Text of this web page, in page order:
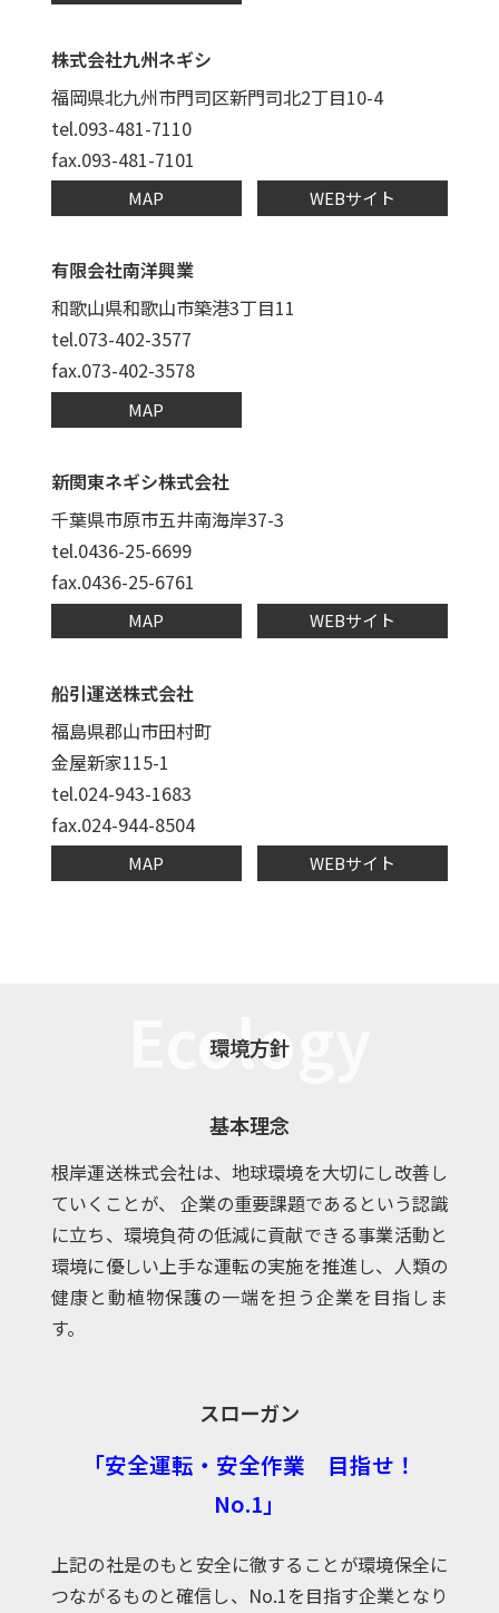
株式会社九州ネギシ
福岡県北九州市門司区新門司北2丁目10-4
tel.093-481-7110
fax.093-481-7101
MAP WEBサイト
有限会社南洋興業
和歌山県和歌山市築港3丁目11
tel.073-402-3577
fax.073-402-3578
MAP
新関東ネギシ株式会社
千葉県市原市五井南海岸37-3
tel.0436-25-6699
fax.0436-25-6761
MAP WEBサイト
船引運送株式会社
福島県郡山市田村町
金屋新家115-1
tel.024-943-1683
fax.024-944-8504
MAP WEBサイト
Ecology
環境方針
基本理念
根岸運送株式会社は、地球環境を大切にし改善し
ていくことが、 企業の重要課題であるという認識
に立ち、環境負荷の低減に貢献できる事業活動と
環境に優しい上手な運転の実施を推進し、 人類の
健康と動植物保護の一端を担う企業を目指しま
す。
スローガン
「安全運転・安全作業 目指せ！
No.1」
上記の社是のもと安全に徹することが環境保全に
つながるものと確信し、No.1を目指す企業となり